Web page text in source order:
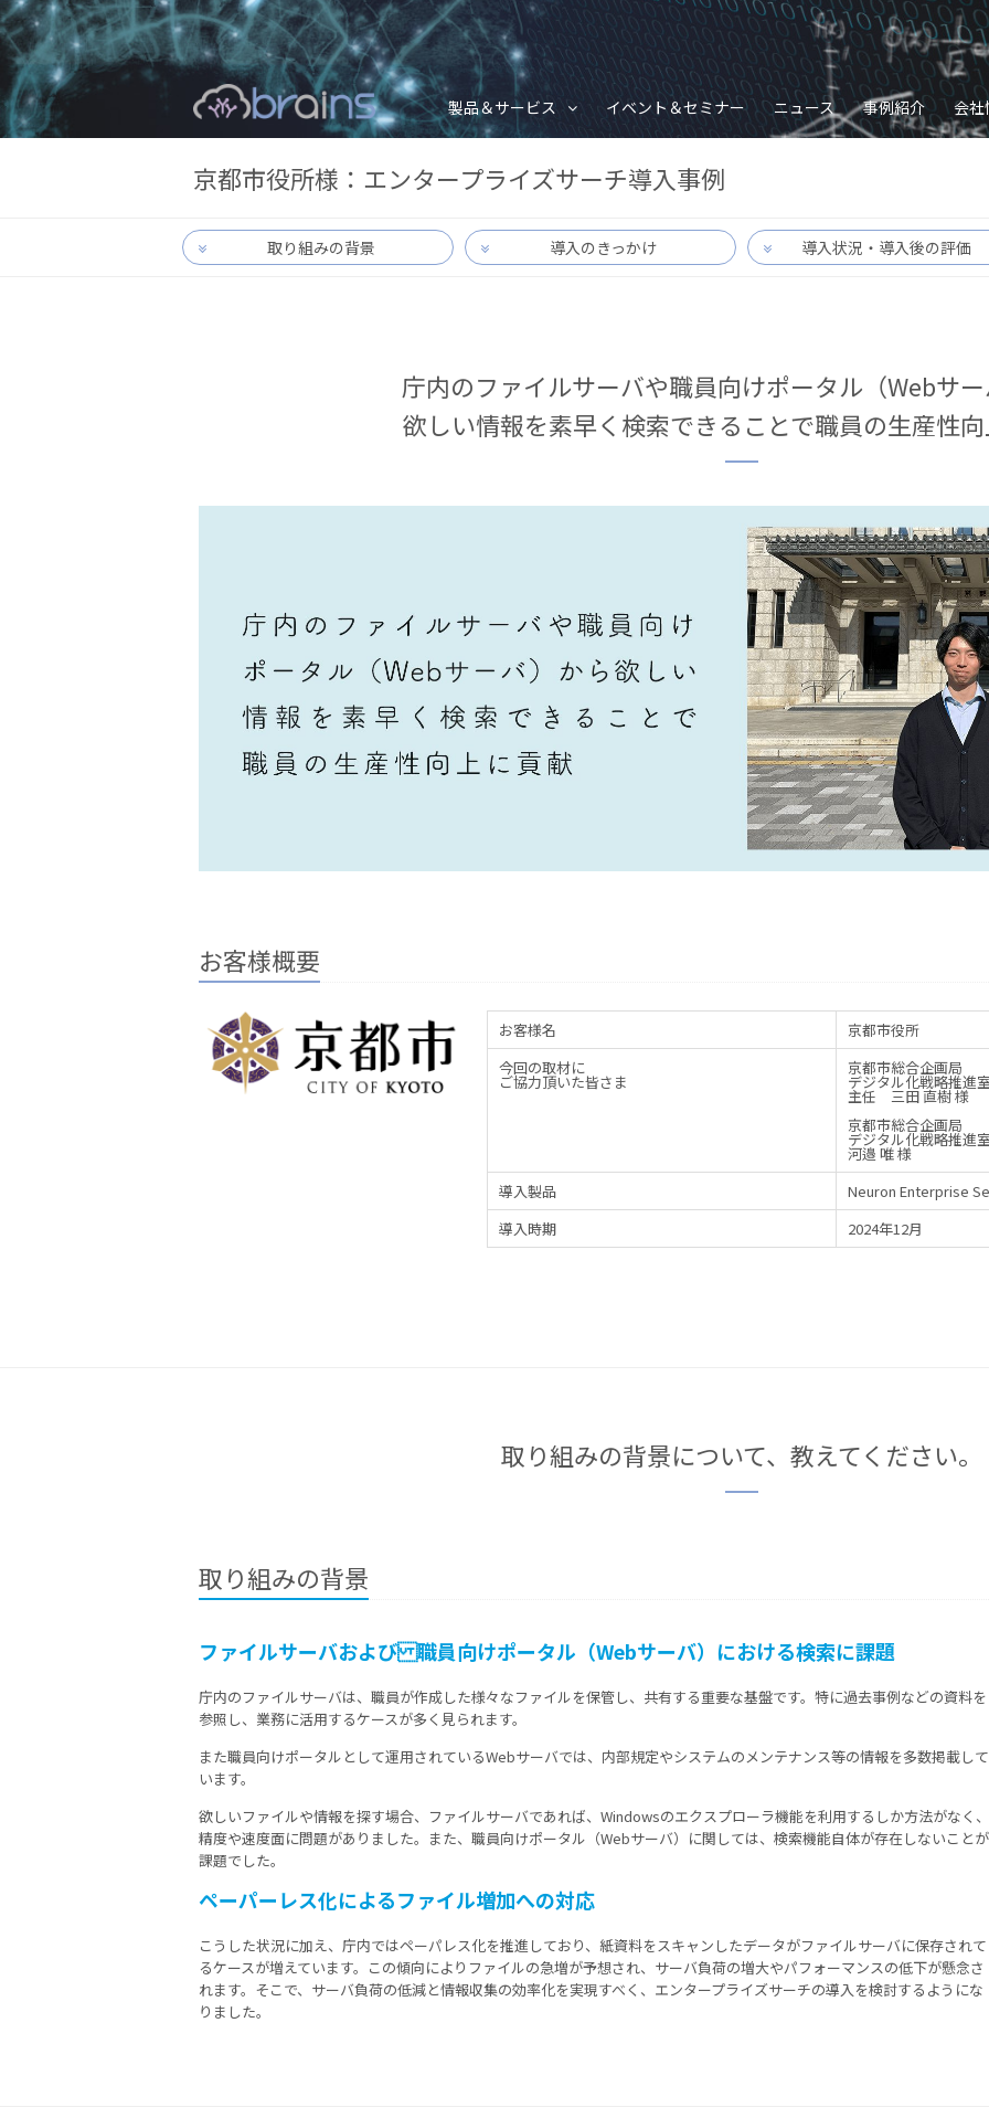
製品＆サービス イベント＆セミナー ニュース 事例紹介 会社
京都市役所様：エンタープライズサーチ導入事例
取り組みの背景 導入のきっかけ 導入状況・導入後の評価
庁内のファイルサーバや職員向けポータル（Webサ
欲しい情報を素早く検索できることで職員の生産性
お客様概要
お客様名
京都市役所
今回の取材に
ご協力頂いた皆さま
京都市総合企画局
デジタル化戦略推進室
主任 三田 直樹 様
京都市総合企画局
デジタル化戦略推進室
河邉 唯 様
導入製品
Neuron Enterprise
導入時期
2024年12月
取り組みの背景について、教えてください。
取り組みの背景
ファイルサーバおよび 職員向けポータル（Webサーバ）における検索に課題
庁内のファイルサーバは、職員が作成した様々なファイルを保管し、共有する重要な基盤です。特に過去事例などの資料を
参照し、業務に活用するケースが多く見られます。
また職員向けポータルとして運用されているWebサーバでは、内部規定やシステムのメンテナンス等の情報を多数掲載して
います。
欲しいファイルや情報を探す場合、ファイルサーバであれば、Windowsのエクスプローラ機能を利用するしか方法がなく、
精度や速度面に問題がありました。また、職員向けポータル（Webサーバ）に関しては、検索機能自体が存在しないことが
課題でした。
ペーパーレス化によるファイル増加への対応
こうした状況に加え、庁内ではペーパレス化を推進しており、紙資料をスキャンしたデータがファイルサーバに保存されて
るケースが増えています。この傾向によりファイルの急増が予想され、サーバ負荷の増大やパフォーマンスの低下が懸念さ
れます。そこで、サーバ負荷の低減と情報収集の効率化を実現すべく、エンタープライズサーチの導入を検討するようにな
りました。